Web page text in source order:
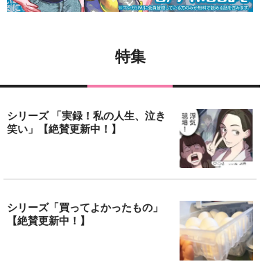
特集
シリーズ 「実録！私の人生、泣き
笑い」【絶賛更新中！】
シリーズ「買ってよかったもの」
【絶賛更新中！】